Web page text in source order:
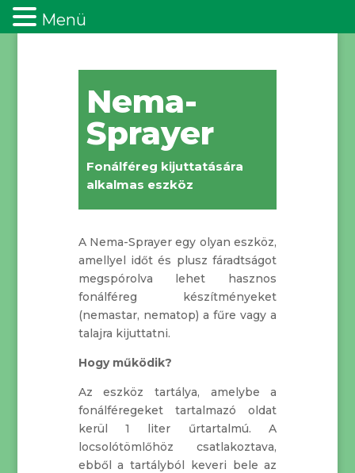
Nema-
Sprayer
Fonálféreg kijuttatására
alkalmas eszköz
A Nema-Sprayer egy olyan eszköz,
amellyel időt és plusz fáradtságot
megspórolva lehet hasznos
fonálféreg készítményeket
(nemastar, nematop) a fűre vagy a
talajra kijuttatni.
Hogy működik?
Az eszköz tartálya, amelybe a
fonálféregeket tartalmazó oldat
kerül 1 liter űrtartalmú. A
locsolótömlőhöz csatlakoztava,
ebből a tartályból keveri bele az
Menü